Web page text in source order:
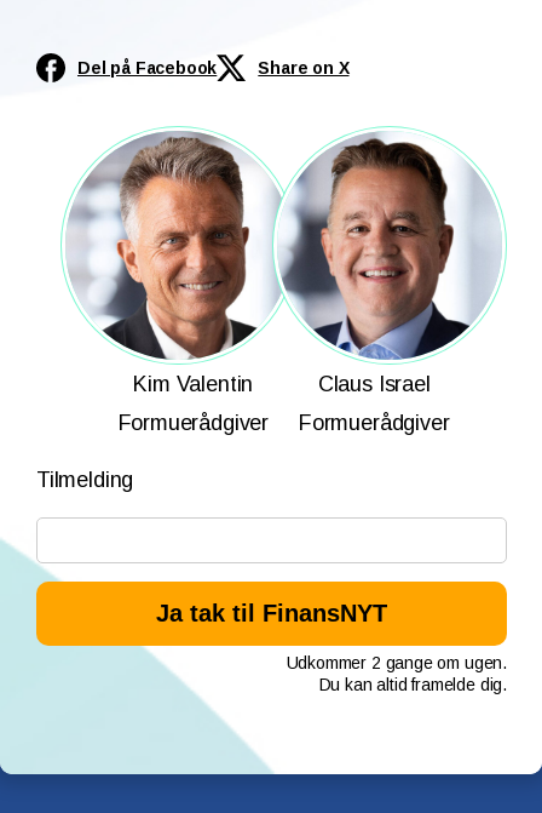
Del på Facebook Share on X
Kim Valentin
Formuerådgiver
Claus Israel
Formuerådgiver
Tilmelding
Udkommer 2 gange om ugen.
Du kan altid framelde dig.